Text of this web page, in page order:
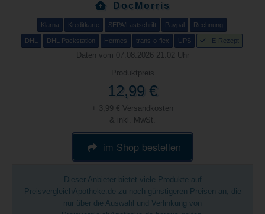
DocMorris
Klarna Kreditkarte SEPA/Lastschrift Paypal Rechnung
DHL DHL Packstation Hermes trans-o-flex UPS E-Rezept
Daten vom 07.08.2026 21:02 Uhr
Produktpreis
12,99 €
+ 3,99 € Versandkosten
& inkl. MwSt.
im Shop bestellen
Dieser Anbieter bietet viele Produkte auf
PreisvergleichApotheke.de zu noch günstigeren Preisen an, die
nur über die Auswahl und Verlinkung von